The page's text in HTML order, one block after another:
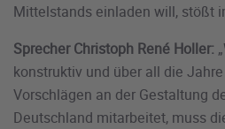
Mittelstands einladen will, stößt
Sprecher Christoph René Holler:
konstruktiv und über all die
Vorschlägen an der Gestaltung
Deutschland mitarbeitet, muss